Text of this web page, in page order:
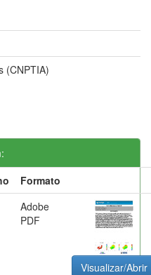
(CNPTIA)
Formato
Adobe
PDF
Visualizar/Abrir